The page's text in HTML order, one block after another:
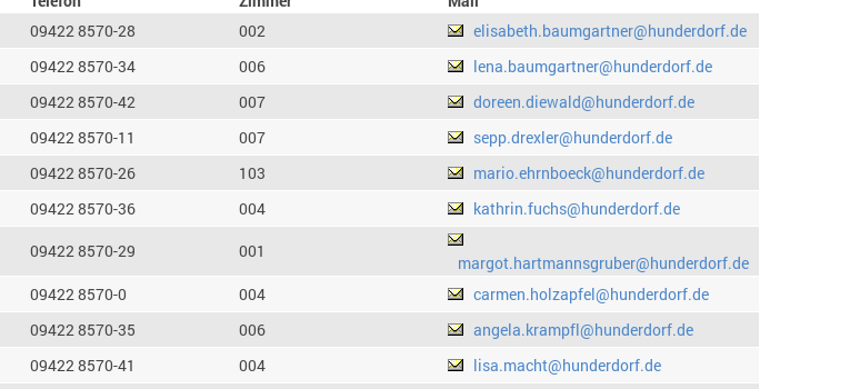
09422 8570-28 002
elisabeth.baumgartner@hunderdorf.de
09422 8570-34 006
lena.baumgartner@hunderdorf.de
09422 8570-42 007
doreen.diewald@hunderdorf.de
09422 8570-11 007
sepp.drexler@hunderdorf.de
09422 8570-26 103
mario.ehrnboeck@hunderdorf.de
09422 8570-36 004
kathrin.fuchs@hunderdorf.de
09422 8570-29 001
margot.hartmannsgruber@hunderdorf.de
09422 8570-0 004
carmen.holzapfel@hunderdorf.de
09422 8570-35 006
angela.krampfl@hunderdorf.de
09422 8570-41 004
lisa.macht@hunderdorf.de